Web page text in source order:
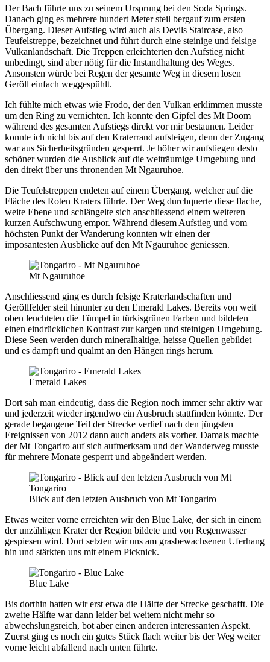
Der Bach führte uns zu seinem Ursprung bei den Soda Springs.
Danach ging es mehrere hundert Meter steil bergauf zum ersten
Übergang. Dieser Aufstieg wird auch als Devils Staircase, also
Teufelstreppe, bezeichnet und führt durch eine steinige und felsige
Vulkanlandschaft. Die Treppen erleichterten den Aufstieg nicht
unbedingt, sind aber nötig für die Instandhaltung des Weges.
Ansonsten würde bei Regen der gesamte Weg in diesem losen
Geröll einfach weggespühlt.
Ich fühlte mich etwas wie Frodo, der den Vulkan erklimmen musste
um den Ring zu vernichten. Ich konnte den Gipfel des Mt Doom
während des gesamten Aufstiegs direkt vor mir bestaunen. Leider
konnte ich nicht bis auf den Kraterrand aufsteigen, denn der Zugang
war aus Sicherheitsgründen gesperrt. Je höher wir aufstiegen desto
schöner wurden die Ausblick auf die weiträumige Umgebung und
den direkt über uns thronenden Mt Ngauruhoe.
Die Teufelstreppen endeten auf einem Übergang, welcher auf die
Fläche des Roten Kraters führte. Der Weg durchquerte diese flache,
weite Ebene und schlängelte sich anschliessend einem weiteren
kurzen Aufschwung empor. Während diesem Aufstieg und vom
höchsten Punkt der Wanderung konnten wir einen der
imposantesten Ausblicke auf den Mt Ngauruhoe geniessen.
Mt Ngauruhoe
Anschliessend ging es durch felsige Kraterlandschaften und
Geröllfelder steil hinunter zu den Emerald Lakes. Bereits von weit
oben leuchteten die Tümpel in türkisgrünen Farben und bildeten
einen eindrücklichen Kontrast zur kargen und steinigen Umgebung.
Diese Seen werden durch mineralhaltige, heisse Quellen gebildet
und es dampft und qualmt an den Hängen rings herum.
Emerald Lakes
Dort sah man eindeutig, dass die Region noch immer sehr aktiv war
und jederzeit wieder irgendwo ein Ausbruch stattfinden könnte. Der
gerade begangene Teil der Strecke verlief nach den jüngsten
Ereignissen von 2012 dann auch anders als vorher. Damals machte
der Mt Tongariro auf sich aufmerksam und der Wanderweg musste
für mehrere Monate gesperrt und abgeändert werden.
Blick auf den letzten Ausbruch von Mt Tongariro
Etwas weiter vorne erreichten wir den Blue Lake, der sich in einem
der unzähligen Krater der Region bildete und von Regenwasser
gespiesen wird. Dort setzten wir uns am grasbewachsenen Uferhang
hin und stärkten uns mit einem Picknick.
Blue Lake
Bis dorthin hatten wir erst etwa die Hälfte der Strecke geschafft. Die
zweite Hälfte war dann leider bei weitem nicht mehr so
abwechslungsreich, bot aber einen anderen interessanten Aspekt.
Zuerst ging es noch ein gutes Stück flach weiter bis der Weg weiter
vorne leicht abfallend nach unten führte.